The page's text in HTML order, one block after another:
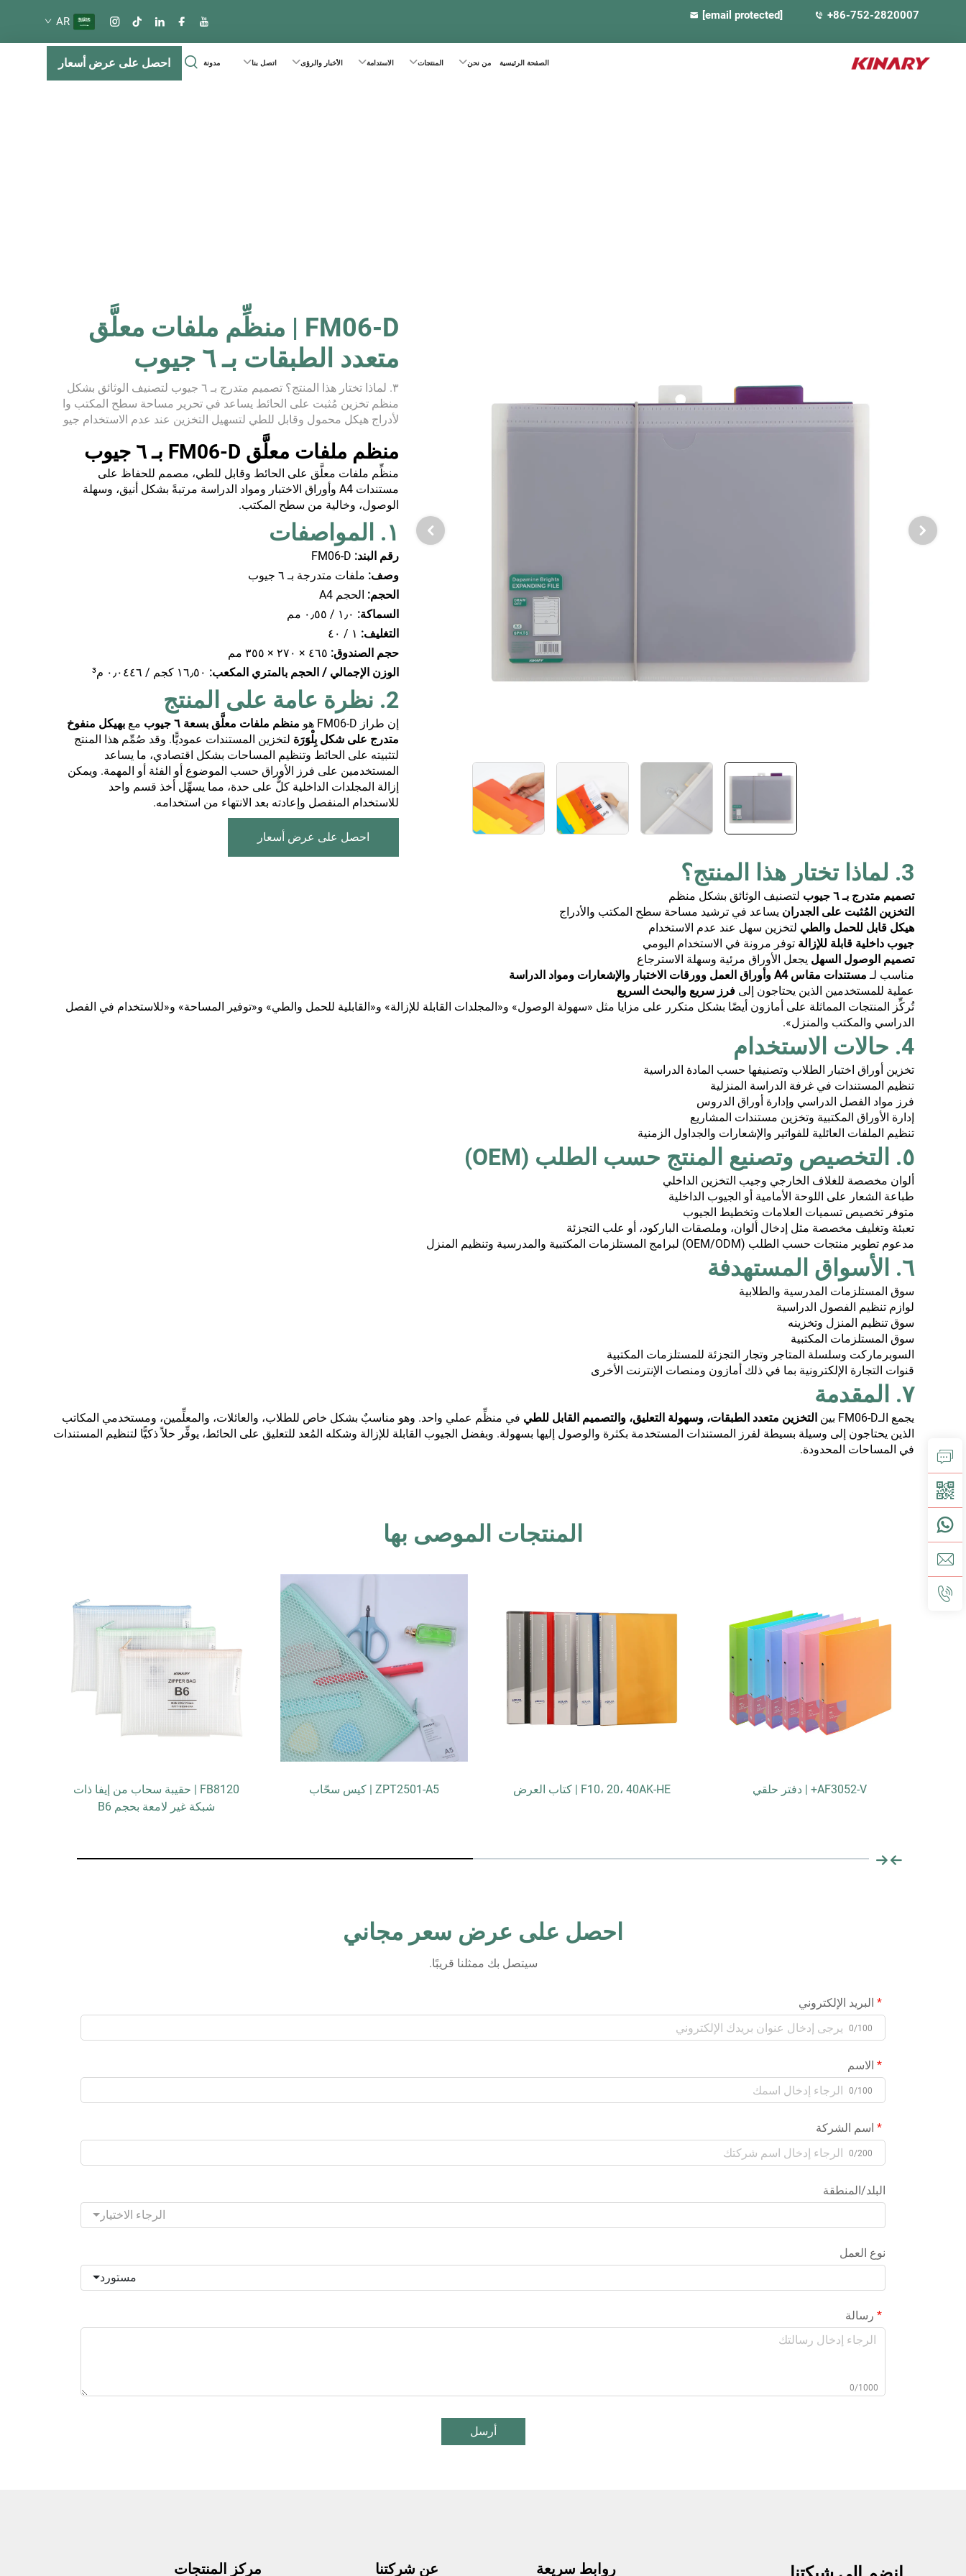
+86-752-2820007
[email protected]
AR
الصفحة الرئيسية من نحن المنتجات الاستدامة الأخبار والرؤى اتصل بنا مدونة احصل على عرض أسعار
FM06-D | منظِّم ملفات معلَّق
متعدد الطبقات بـ ٦ جيوب
٣. لماذا تختار هذا المنتج؟ تصميم متدرج بـ ٦ جيوب لتصنيف الوثائق بشكل
منظم تخزين مُثبت على الحائط يساعد في تحرير مساحة سطح المكتب وا
لأدراج هيكل محمول وقابل للطي لتسهيل التخزين عند عدم الاستخدام جيو
ب داخلية قابلة للإزالة توفر مرونة في التنظيم...
منظم ملفات معلَّق FM06-D بـ ٦ جيوب
منظِّم ملفات معلَّق على الحائط وقابل للطي، مصمم للحفاظ على
مستندات A4 وأوراق الاختبار ومواد الدراسة مرتبةً بشكل أنيق، وسهلة
الوصول، وخالية من سطح المكتب.
١. المواصفات
رقم البند: FM06-D
وصف: ملفات متدرجة بـ ٦ جيوب
الحجم: الحجم A4
السماكة: ١٫٠ / ٠٫٥٥ مم
التغليف: ١ / ٤٠
حجم الصندوق: ٤٦٥ × ٢٧٠ × ٣٥٥ مم
الوزن الإجمالي / الحجم بالمتري المكعب: ١٦٫٥٠ كجم / ٠٫٠٤٤٦ م³
2. نظرة عامة على المنتج
إن طراز FM06-D هو منظم ملفات معلَّق بسعة ٦ جيوب مع بهيكل منفوخ
متدرج على شكل بِلْوَرَة لتخزين المستندات عموديًّا. وقد صُمِّم هذا المنتج
لتثبيته على الحائط وتنظيم المساحات بشكل اقتصادي، ما يساعد
المستخدمين على فرز الأوراق حسب الموضوع أو الفئة أو المهمة. ويمكن
إزالة المجلدات الداخلية كلٌّ على حدة، مما يسهِّل أخذ قسم واحد
للاستخدام المنفصل وإعادته بعد الانتهاء من استخدامه.
احصل على عرض أسعار
3. لماذا تختار هذا المنتج؟
تصميم متدرج بـ ٦ جيوب
لتصنيف الوثائق بشكل منظم
التخزين المُثبت على الجدران يساعد في ترشيد مساحة سطح المكتب والأدراج
هيكل قابل للحمل والطي لتخزين سهل عند عدم الاستخدام
جيوب داخلية قابلة للإزالة توفر مرونة في الاستخدام اليومي
تصميم الوصول السهل يجعل الأوراق مرئية وسهلة الاسترجاع
مناسب لـ مستندات مقاس A4 وأوراق العمل وورقات الاختبار والإشعارات ومواد الدراسة
عملية للمستخدمين الذين يحتاجون إلى فرز سريع والبحث السريع
تُركِّز المنتجات المماثلة على أمازون أيضًا بشكل متكرر على مزايا مثل «سهولة الوصول» و«المجلدات القابلة للإزالة» و«القابلية للحمل والطي» و«توفير المساحة» و«للاستخدام في الفصل
الدراسي والمكتب والمنزل».
4. حالات الاستخدام
تخزين أوراق اختبار الطلاب وتصنيفها حسب المادة الدراسية
تنظيم المستندات في غرفة الدراسة المنزلية
فرز مواد الفصل الدراسي وإدارة أوراق الدروس
إدارة الأوراق المكتبية وتخزين مستندات المشاريع
تنظيم الملفات العائلية للفواتير والإشعارات والجداول الزمنية
٥. التخصيص وتصنيع المنتج حسب الطلب (OEM)
ألوان مخصصة للغلاف الخارجي وجيب التخزين الداخلي
طباعة الشعار على اللوحة الأمامية أو الجيوب الداخلية
متوفر تخصيص تسميات العلامات وتخطيط الجيوب
تعبئة وتغليف مخصصة مثل إدخال ألوان، وملصقات الباركود، أو علب التجزئة
مدعوم تطوير منتجات حسب الطلب (OEM/ODM) لبرامج المستلزمات المكتبية والمدرسية وتنظيم المنزل
٦. الأسواق المستهدفة
سوق المستلزمات المدرسية والطلابية
لوازم تنظيم الفصول الدراسية
سوق تنظيم المنزل وتخزينه
سوق المستلزمات المكتبية
السوبرماركت وسلسلة المتاجر وتجار التجزئة للمستلزمات المكتبية
قنوات التجارة الإلكترونية بما في ذلك أمازون ومنصات الإنترنت الأخرى
٧. المقدمة
يجمع الـFM06-D بين التخزين متعدد الطبقات، وسهولة التعليق، والتصميم القابل للطي في منظِّم عملي واحد. وهو مناسبٌ بشكل خاص للطلاب، والعائلات، والمعلِّمين، ومستخدمي المكاتب
الذين يحتاجون إلى وسيلة بسيطة لفرز المستندات المستخدمة بكثرة والوصول إليها بسهولة. وبفضل الجيوب القابلة للإزالة وشكله المُعد للتعليق على الحائط، يوفِّر حلاً ذكيًّا لتنظيم المستندات
في المساحات المحدودة.
المنتجات الموصى بها
AF3052-V+ | دفتر حلقي F10، 20، 40AK-HE | كتاب العرض ZPT2501-A5 | كيس سحّاب
FB8120 | حقيبة سحاب من إيفا ذات
شبكة غير لامعة بحجم B6
احصل على عرض سعر مجاني
سيتصل بك ممثلنا قريبًا.
البريد الإلكتروني
0/100
الاسم
0/100
اسم الشركة
0/200
البلد/المنطقة
الرجاء الاختيار
نوع العمل
مستورد
رسالة
0/1000
أرسل
روابط سريعة عن شركتنا مركز المنتجات